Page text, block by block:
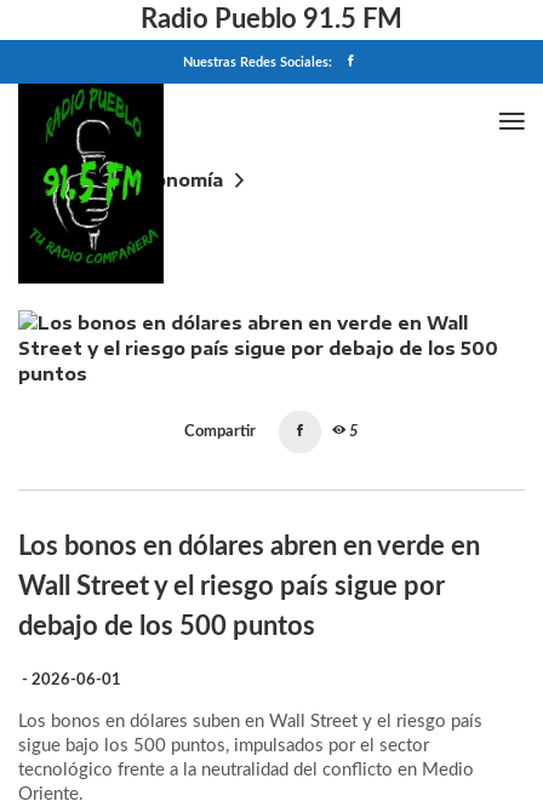
Radio Pueblo 91.5 FM
Nuestras Redes Sociales:
Home
Economía
Los bonos en dólares abren en verde en Wall Street
y el riesgo país sigue por debajo de los 500 puntos
Compartir 5
Los bonos en dólares abren en verde en
Wall Street y el riesgo país sigue por
debajo de los 500 puntos
- 2026-06-01
Los bonos en dólares suben en Wall Street y el riesgo país
sigue bajo los 500 puntos, impulsados por el sector
tecnológico frente a la neutralidad del conflicto en Medio
Oriente.